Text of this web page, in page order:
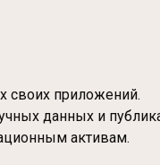
своих приложений.
данных и
активам.